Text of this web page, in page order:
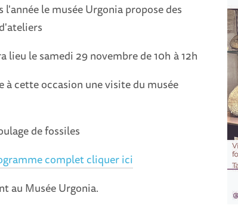
l'année le musée Urgonia propose des
lieu le samedi 29 novembre de 10h à 12h
à cette occasion une visite du musée
de fossiles
complet cliquer ici
au Musée Urgonia.